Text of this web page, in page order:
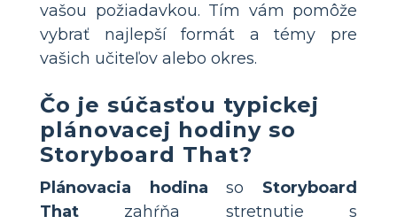
vašou požiadavkou. Tím vám pomôže
vybrať najlepší formát a témy pre
vašich učiteľov alebo okres.
Čo je súčasťou typickej
plánovacej hodiny so
Storyboard That?
Plánovacia hodina so Storyboard
That zahŕňa stretnutie s